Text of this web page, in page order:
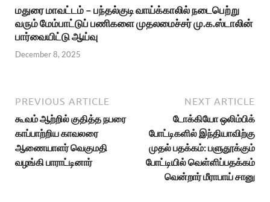
மதுரை மாவட்டம் – பந்தல்குடி வாய்க்காலில் நடைபெற்று
வரும் மேம்பாட்டுப் பணிகளை முதலமைச்சர் மு.க.ஸ்டாலின்
பார்வையிட்டு ஆய்வு
December 8, 2025
PREVIOUS ARTICLE
கூவம் ஆற்றில் குதித்த நபரை
காப்பாற்றிய காவலரை
ஆணையாளர் வெகுமதி
வழங்கி பாராட்டினார்
NEXT ARTICLE
டோக்கியோ ஒலிம்பிக்
போட்டிகளில் இந்தியாவிற்கு
முதல் பதக்கம்: பளுதூக்கும்
போட்டியில் வெள்ளிப்பதக்கம்
வென்றார் மீராபாய் சானு